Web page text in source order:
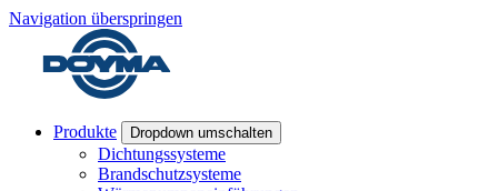
Navigation überspringen
Produkte Dropdown umschalten
Dichtungssysteme
Brandschutzsysteme